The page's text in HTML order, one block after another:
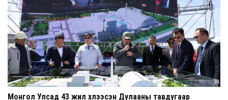
Монгол Улсад 43 жил хүлээсэн Дулааны тавдугаар